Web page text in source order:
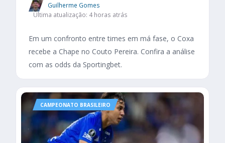
Guilherme Gomes
Última atualização: 4 horas atrás
Em um confronto entre times em má fase, o Coxa
recebe a Chape no Couto Pereira. Confira a análise
com as odds da Sportingbet.
CAMPEONATO BRASILEIRO